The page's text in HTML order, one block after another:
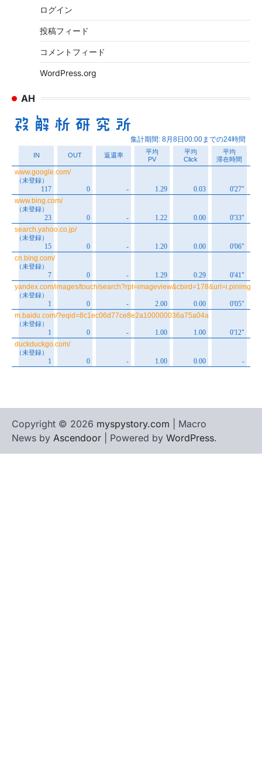
ログイン
投稿フィード
コメントフィード
WordPress.org
AH
Copyright © 2026 myspystory.com | Macro
News by Ascendoor | Powered by WordPress.